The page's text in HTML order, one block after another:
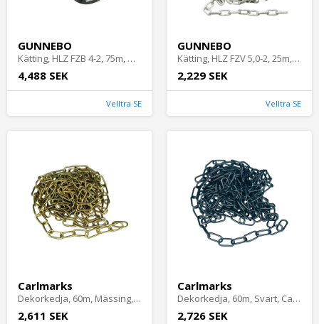
GUNNEBO
Kätting, HLZ FZB 4-2, 75m, Gunnebo
4,488 SEK
Velltra SE
GUNNEBO
Kätting, HLZ FZV 5,0-2, 25m, Gunnebo
2,229 SEK
Velltra SE
Carlmarks
Dekorkedja, 60m, Mässing, Carlmarks
2,611 SEK
Carlmarks
Dekorkedja, 60m, Svart, Carlmarks
2,726 SEK